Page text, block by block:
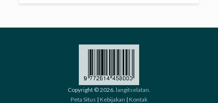
Copyright © 2026. langitselatan
Peta Situs | Kebijakan | Kontak